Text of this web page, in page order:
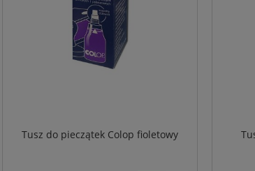
Tusz do pieczątek Colop fioletowy